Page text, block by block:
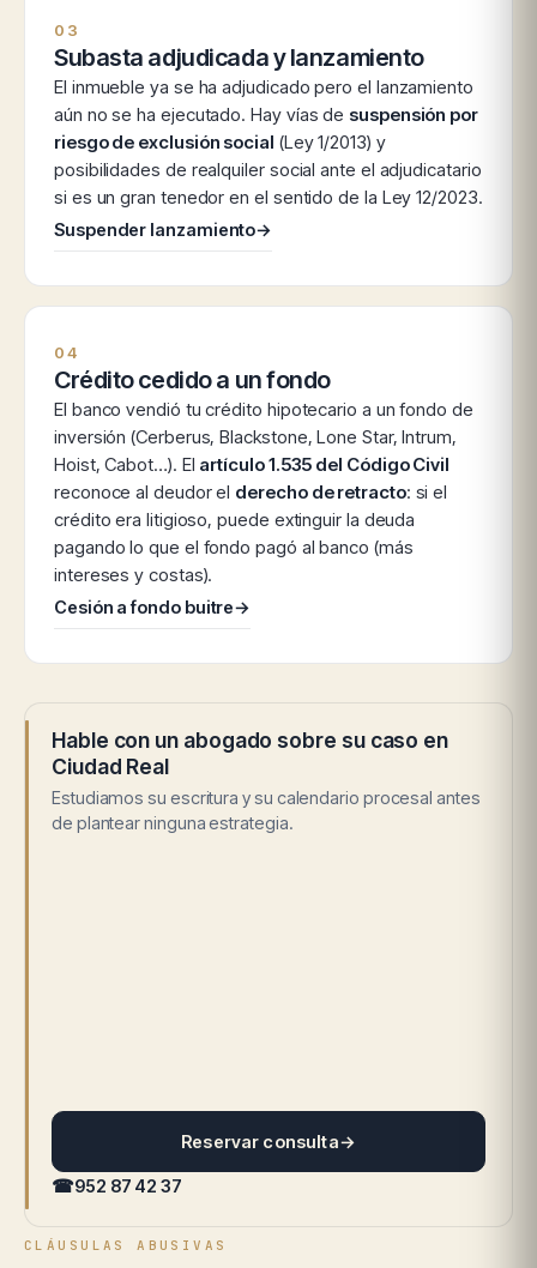
03
Subasta adjudicada y lanzamiento
El inmueble ya se ha adjudicado pero el lanzamiento
aún no se ha ejecutado. Hay vías de suspensión por
riesgo de exclusión social (Ley 1/2013) y
posibilidades de realquiler social ante el adjudicatario
si es un gran tenedor en el sentido de la Ley 12/2023.
Suspender lanzamiento→
04
Crédito cedido a un fondo
El banco vendió tu crédito hipotecario a un fondo de
inversión (Cerberus, Blackstone, Lone Star, Intrum,
Hoist, Cabot…). El artículo 1.535 del Código Civil
reconoce al deudor el derecho de retracto: si el
crédito era litigioso, puede extinguir la deuda
pagando lo que el fondo pagó al banco (más
intereses y costas).
Cesión a fondo buitre→
Hable con un abogado sobre su caso en
Ciudad Real
Estudiamos su escritura y su calendario procesal antes
de plantear ninguna estrategia.
Reservar consulta→
☎952 87 42 37
CLÁUSULAS ABUSIVAS